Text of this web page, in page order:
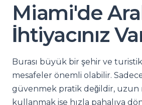
Miami'de
İhtiyacınız
Burası büyük bir şehir ve
mesafeler önemli olabilir.
güvenmek pratik değildir, uzun
kullanmak ise hızla pahalıya